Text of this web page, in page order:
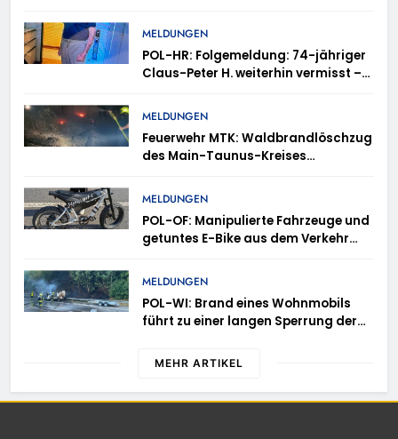
MELDUNGEN
POL-HR: Folgemeldung: 74-jähriger
Claus-Peter H. weiterhin vermisst –
MELDUNGEN
Feuerwehr MTK: Waldbrandlöschzug
des Main-Taunus-Kreises
Rheingau-Taunus-Kreis – Rund 45
Einsatzkräfte sicherten in
schwierigem Gelände die Flanken
des Brandgebietes
MELDUNGEN
POL-OF: Manipulierte Fahrzeuge und
getuntes E-Bike aus dem Verkehr
gleich mehrere Verstöße auf
MELDUNGEN
POL-WI: Brand eines Wohnmobils
führt zu einer langen Sperrung der
MEHR ARTIKEL